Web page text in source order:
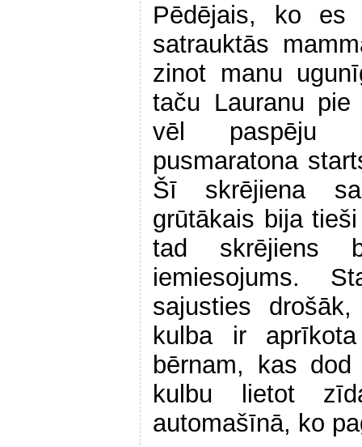
Pēdējais, ko es
satrauktās
zinot manu
taču Lauranu
vēl paspēju
pusmaratona
Šī skrējiena
grūtākais bija
tad skrējiens
iemiesojums.
sajusties
kulba ir
bērnam, kas
kulbu lietot
automašīnā, ko